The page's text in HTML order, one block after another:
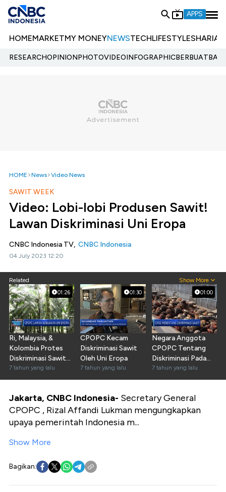
APPS
HOMEMARKETMY MONEYNEWSTECHLIFESTYLESHARIA
RESEARCHOPINIONPHOTOVIDEOINFOGRAPHIC
HOME News Video News
SAWIT WEEK
Video: Lobi-lobi Produsen Sawit!
Lawan Diskriminasi Uni Eropa
CNBC Indonesia TV, CNBC Indonesia
04 July 2023 12:20
Related Show More
01:26
Ri, Malaysia, &
Kolombia Protes
Diskriminasi Sawit
oleh Eropa
7 tahun yang lalu
01:30
CPOPC Kecam
Diskriminasi Sawit
Oleh Uni Eropa
7 tahun yang lalu
01:00
Negara Anggota
CPOPC Tentang
Diskriminasi Pada
Sawit
7 tahun yang lalu
Jakarta, CNBC Indonesia- Secretary General
CPOPC , Rizal Affandi Lukman mengungkapkan
upaya pemerintah Indonesia m...
Show More
Bagikan: